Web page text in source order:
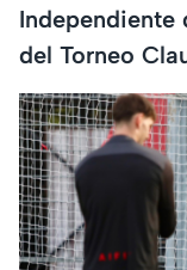
Independiente
del Torneo